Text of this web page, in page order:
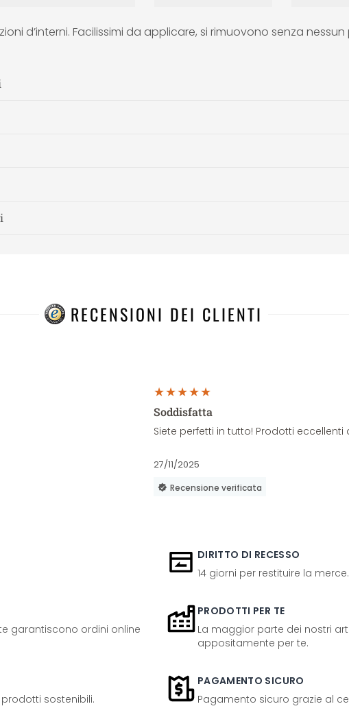
d’interni. Facilissimi da applicare, si rimuovono senza
RECENSIONI DEI CLIENTI
Soddisfatta
Siete perfetti in tutto! Prodotti
27/11/2025
Recensione verificata
DIRITTO DI RECESSO
14 giorni per restituire la merce.
garantiscono ordini online
PRODOTTI PER TE
La maggior parte dei nostri
appositamente per te.
sostenibili.
PAGAMENTO SICURO
Pagamento sicuro grazie al